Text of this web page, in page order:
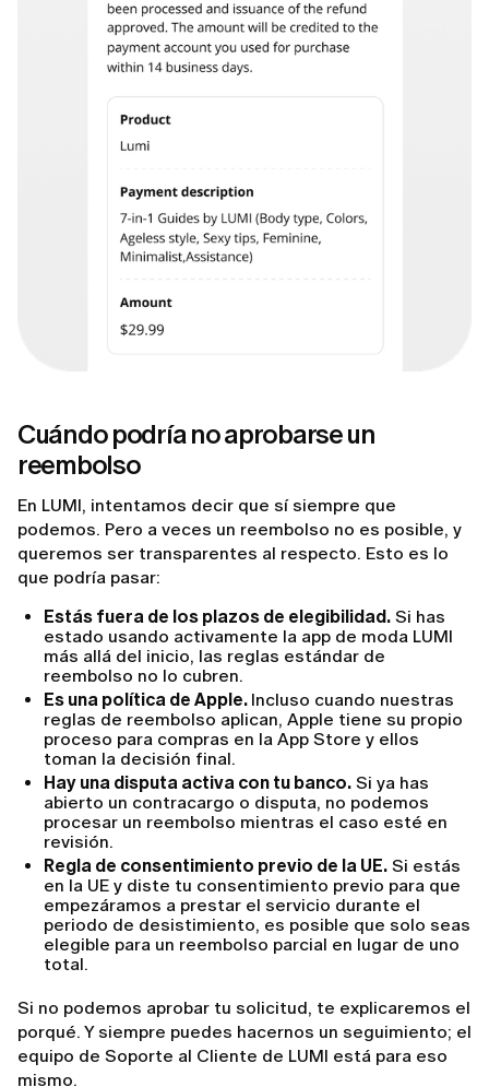
Cuándo podría no aprobarse un
reembolso
En LUMI, intentamos decir que sí siempre que
podemos. Pero a veces un reembolso no es posible, y
queremos ser transparentes al respecto. Esto es lo
que podría pasar:
Estás fuera de los plazos de elegibilidad. Si has
estado usando activamente la app de moda LUMI
más allá del inicio, las reglas estándar de
reembolso no lo cubren.
Es una política de Apple. Incluso cuando nuestras
reglas de reembolso aplican, Apple tiene su propio
proceso para compras en la App Store y ellos
toman la decisión final.
Hay una disputa activa con tu banco. Si ya has
abierto un contracargo o disputa, no podemos
procesar un reembolso mientras el caso esté en
revisión.
Regla de consentimiento previo de la UE. Si estás
en la UE y diste tu consentimiento previo para que
empezáramos a prestar el servicio durante el
periodo de desistimiento, es posible que solo seas
elegible para un reembolso parcial en lugar de uno
total.
Si no podemos aprobar tu solicitud, te explicaremos el
porqué. Y siempre puedes hacernos un seguimiento; el
equipo de Soporte al Cliente de LUMI está para eso
mismo.